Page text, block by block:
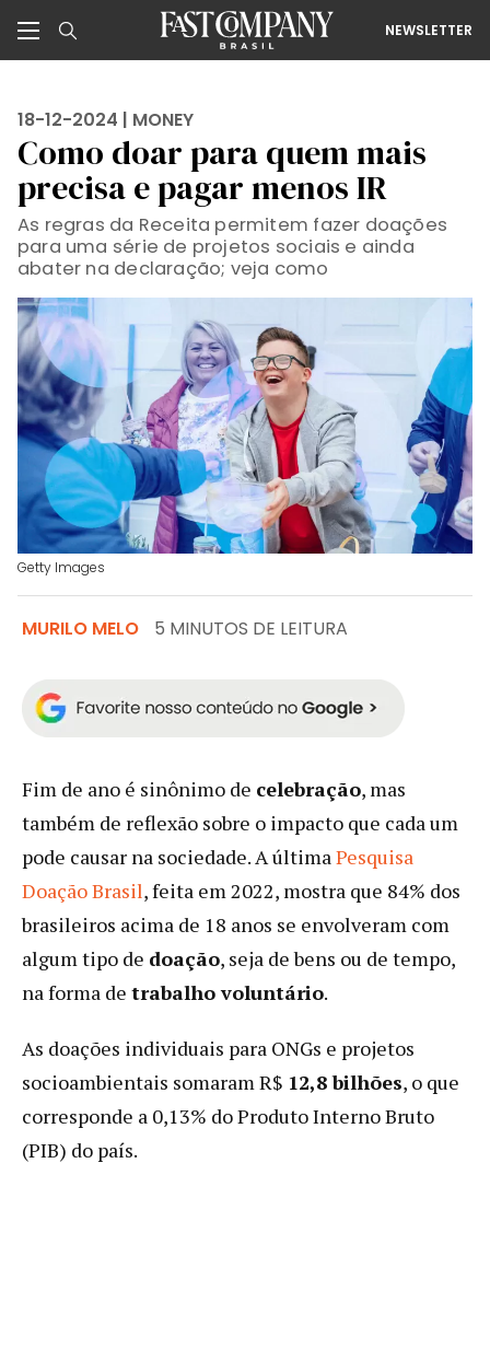
NEWSLETTER
18-12-2024 | MONEY
Como doar para quem mais
precisa e pagar menos IR
As regras da Receita permitem fazer doações
para uma série de projetos sociais e ainda
abater na declaração; veja como
Getty Images
MURILO MELO 5 MINUTOS DE LEITURA
Fim de ano é sinônimo de celebração, mas
também de reflexão sobre o impacto que cada um
pode causar na sociedade. A últimaPesquisa
Doação Brasil, feita em 2022, mostra que 84% dos
brasileiros acima de 18 anos se envolveram com
algum tipo de doação, seja de bens ou de tempo,
na forma de trabalho voluntário.
As doações individuais para ONGs e projetos
socioambientais somaram R$ 12,8 bilhões, o que
corresponde a 0,13% do Produto Interno Bruto
(PIB) do país.